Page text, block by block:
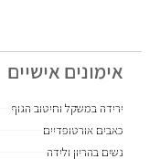
אימונים אישיים
ירידה במשקל וחיטוב הגוף
כאבים אורטופדיים
נשים בהריון ולידה